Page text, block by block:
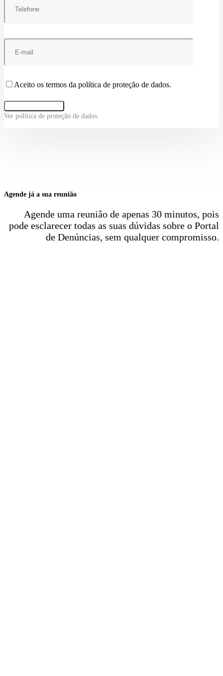
Aceito os termos da política de proteção de dados.
Ver política de proteção de dados.
Agende já a sua reunião
Agende uma reunião de apenas 30 minutos, pois
pode esclarecer todas as suas dúvidas sobre o Portal
de Denúncias, sem qualquer compromisso.